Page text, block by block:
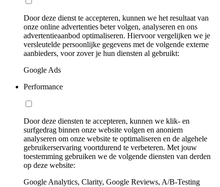
Door deze dienst te accepteren, kunnen we het resultaat van
onze online advertenties beter volgen, analyseren en ons
advertentieaanbod optimaliseren. Hiervoor vergelijken we je
versleutelde persoonlijke gegevens met de volgende externe
aanbieders, voor zover je hun diensten al gebruikt:
Google Ads
Performance
Door deze diensten te accepteren, kunnen we klik- en
surfgedrag binnen onze website volgen en anoniem
analyseren om onze website te optimaliseren en de algehele
gebruikerservaring voortdurend te verbeteren. Met jouw
toestemming gebruiken we de volgende diensten van derden
op deze website:
Google Analytics, Clarity, Google Reviews, A/B-Testing